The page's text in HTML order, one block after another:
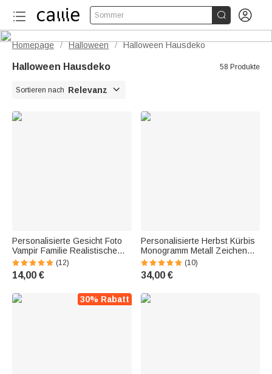
Sommer  
Homepage / Halloween / Halloween Hausdeko
Halloween Hausdeko 58 Produkte
Sortieren nach Relevanz 
Personalisierte Gesicht Foto
Vampir Familie Realistische
hängende Fledermaus mit
String Home Garden
Dekoration Party Halloween
(12)
14,00 €
Personalisierte Herbst Kürbis
Monogramm Metall Zeichen
Dekor
(10)
34,00 €
30% Rabatt